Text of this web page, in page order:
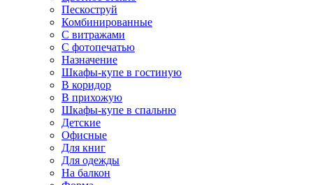
Пескоструй
Комбинированные
С витражами
С фотопечатью
Назначение
Шкафы-купе в гостиную
В коридор
В прихожую
Шкафы-купе в спальню
Детские
Офисные
Для книг
Для одежды
На балкон